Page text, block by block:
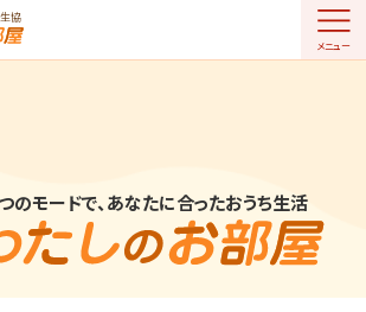
協
メニュー
のモードで、あなたに合ったおうち生活